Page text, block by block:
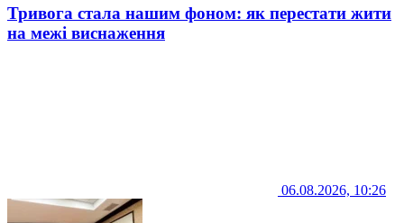
Тривога стала нашим фоном: як перестати жити
на межі виснаження
06.08.2026, 10:26